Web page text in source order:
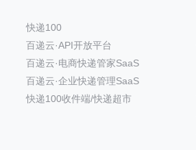
快递100
百递云·API开放平台
百递云·电商快递管家SaaS
百递云·企业快递管理SaaS
快递100收件端/快递超市